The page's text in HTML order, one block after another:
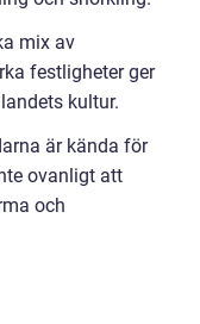
mix av
festligheter ger
kultur.
är kända för
ovanligt att
och